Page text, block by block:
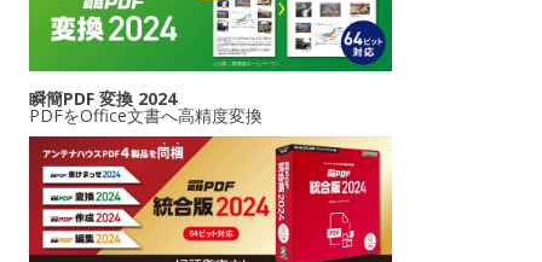
瞬簡PDF 変換 2024
PDFをOffice文書へ高精度変換